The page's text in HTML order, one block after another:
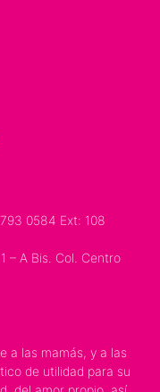
0584 Ext: 108
– A Bis. Col. Centro
a las mamás, y a las
de utilidad para su